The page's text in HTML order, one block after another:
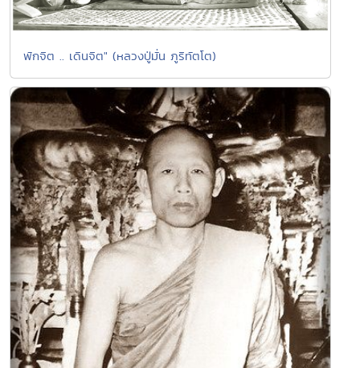
พักจิต .. เดินจิต" (หลวงปู่มั่น ภูริทัตโต)